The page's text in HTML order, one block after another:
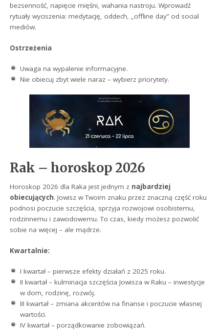
bezsenność, napięcie mięśni, wahania nastroju. Wprowadź
rytuały wyciszenia: medytację, oddech, „offline day” od social
mediów.
Ostrzeżenia
Uwaga na wypalenie informacyjne.
Nie obiecuj zbyt wiele naraz – wybierz priorytety.
Rak – horoskop 2026
Horoskop 2026 dla Raka jest jednym z najbardziej
obiecujących. Jowisz w Twoim znaku przez znaczną część roku
podnosi poczucie szczęścia, sprzyja rozwojowi osobistemu,
rodzinnemu i zawodowemu. To czas, kiedy możesz pozwolić
sobie na więcej – ale mądrze.
Kwartalnie:
I kwartał – pierwsze efekty działań z 2025 roku.
II kwartał – kulminacja szczęścia Jowisza w Raku – inwestycje
w dom, rodzinę, rozwój.
III kwartał – zmiana akcentów na finanse i poczucie własnej
wartości.
IV kwartał – porządkowanie zobowiązań.